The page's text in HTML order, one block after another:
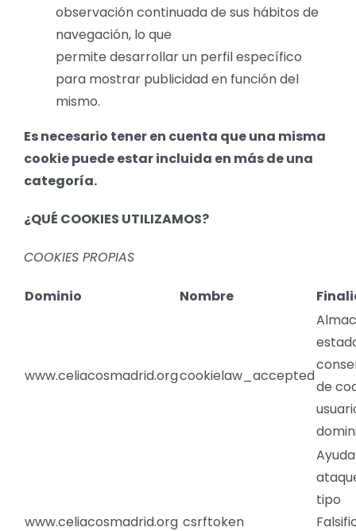
observación continuada de sus hábitos de
navegación, lo que
permite desarrollar un perfil específico
para mostrar publicidad en función del
mismo.
Es necesario tener en cuenta que una misma
cookie puede estar incluida en más de una
categoría.
¿QUÉ COOKIES UTILIZAMOS?
COOKIES PROPIAS
Dominio Nombre
www.celiacosmadrid.orgcookielaw_accepted
de
www.celiacosmadrid.org csrftoken
tipo